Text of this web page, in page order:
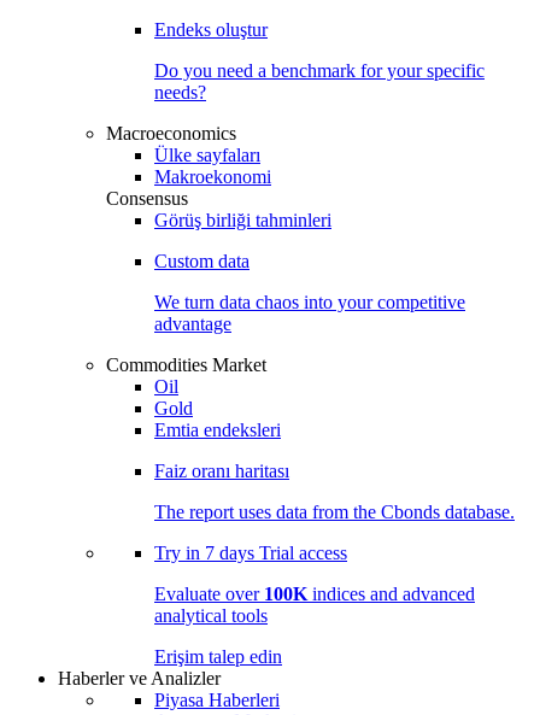
Endeks oluştur
Do you need a benchmark for your specific
needs?
Macroeconomics
Ülke sayfaları
Makroekonomi
Consensus
Görüş birliği tahminleri
Custom data
We turn data chaos into your competitive
advantage
Commodities Market
Oil
Gold
Emtia endeksleri
Faiz oranı haritası
The report uses data from the Cbonds database.
Try in 7 days Trial access
Evaluate over 100K indices and advanced
analytical tools
Erişim talep edin
Haberler ve Analizler
Piyasa Haberleri